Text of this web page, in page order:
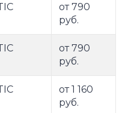
от 790
руб.
от 790
руб.
от 1 160
руб.